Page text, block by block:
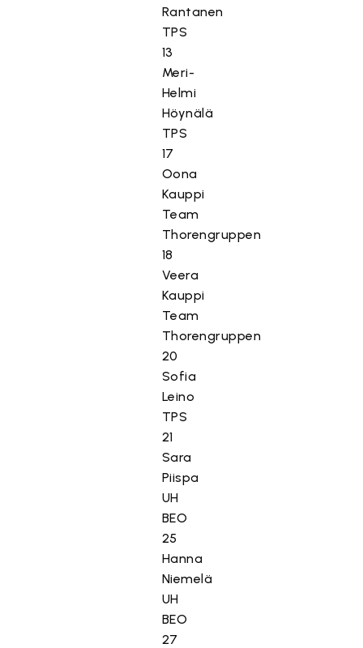
Rantanen
TPS
13
Meri-
Helmi
Höynälä
TPS
17
Oona
Kauppi
Team
Thorengruppen
18
Veera
Kauppi
Team
Thorengruppen
20
Sofia
Leino
TPS
21
Sara
Piispa
UH
BEO
25
Hanna
Niemelä
UH
BEO
27